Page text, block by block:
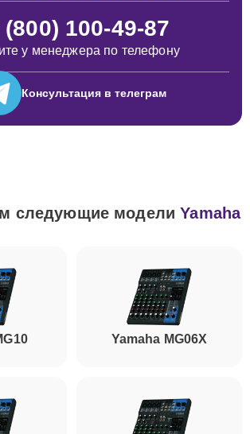
(800) 100-49-87
у менеджера по телефону
Консультация в телеграм
следующие моделиYamaha
Yamaha MG06X